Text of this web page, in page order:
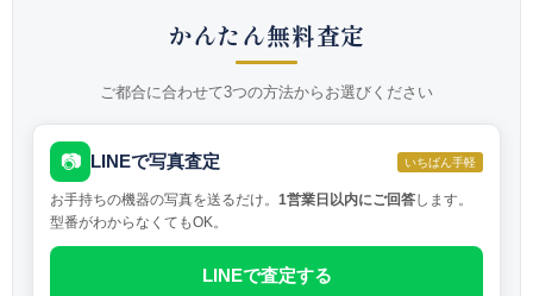
かんたん無料査定
ご都合に合わせて3つの方法からお選びください
📷 LINEで写真査定 いちばん手軽
お手持ちの機器の写真を送るだけ。 1営業日以内にご回答します。
型番がわからなくてもOK。
LINEで査定する